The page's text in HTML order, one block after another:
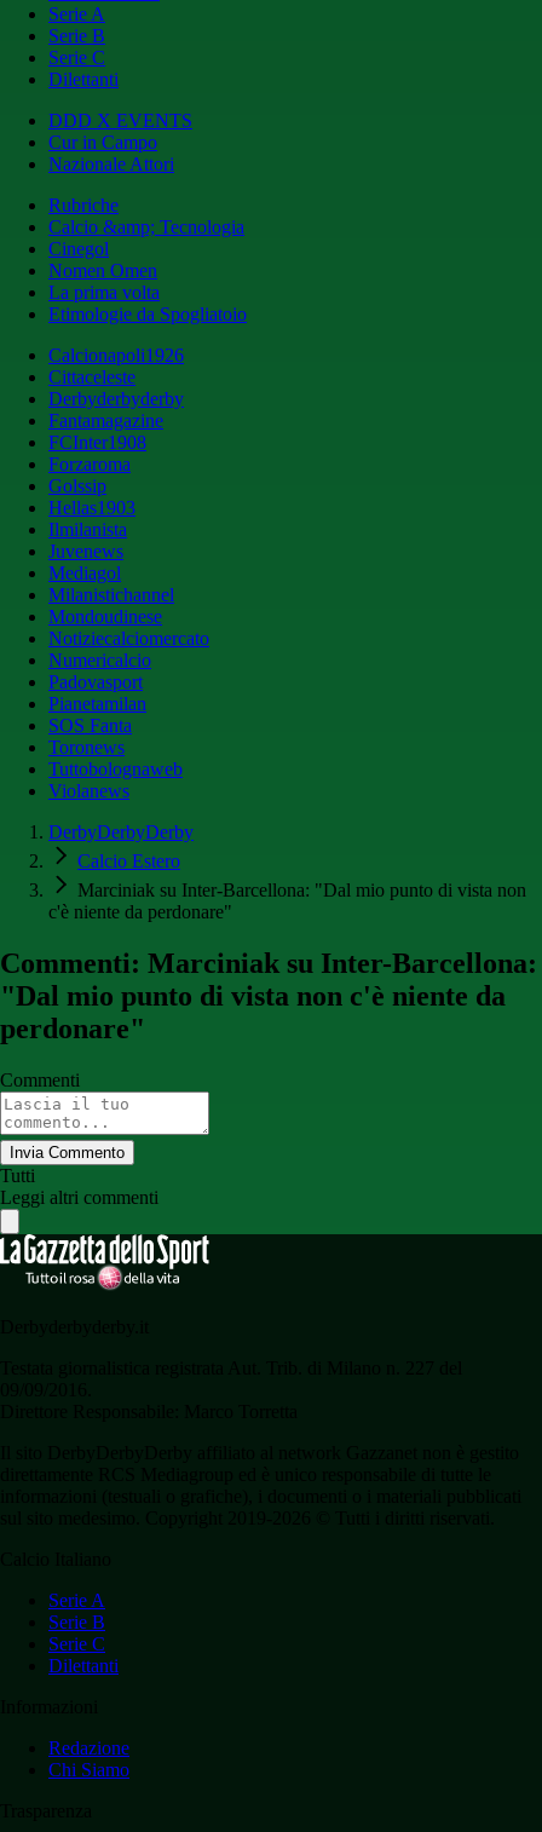
Serie A
Serie B
Serie C
Dilettanti
DDD X EVENTS
Cur in Campo
Nazionale Attori
Rubriche
Calcio &amp; Tecnologia
Cinegol
Nomen Omen
La prima volta
Etimologie da Spogliatoio
Calcionapoli1926
Cittaceleste
Derbyderbyderby
Fantamagazine
FCInter1908
Forzaroma
Golssip
Hellas1903
Ilmilanista
Juvenews
Mediagol
Milanistichannel
Mondoudinese
Notiziecalciomercato
Numericalcio
Padovasport
Pianetamilan
SOS Fanta
Toronews
Tuttobolognaweb
Violanews
DerbyDerbyDerby
Calcio Estero
Marciniak su Inter-Barcellona: "Dal mio punto di vista non
c'è niente da perdonare"
Commenti: Marciniak su Inter-Barcellona:
"Dal mio punto di vista non c'è niente da
perdonare"
Commenti
Invia Commento
Tutti
Leggi altri commenti
Serie A
Serie B
Serie C
Dilettanti
Redazione
Chi Siamo